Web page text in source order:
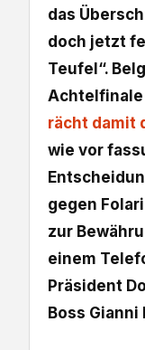
das
doch jetzt
Teufel“.
Achtelfinale
rächt damit
wie vor
gegen
zur
einem
Präsident
Boss